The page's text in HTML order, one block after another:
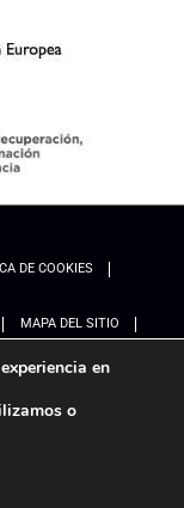
DE COOKIES
MAPA DEL SITIO
en
o